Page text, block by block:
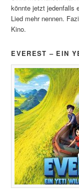
könnte jetzt jedenfalls
Lied mehr nennen.
Kino.
EVEREST – EIN